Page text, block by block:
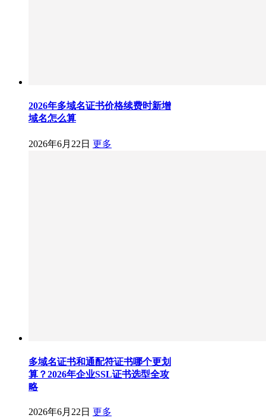
2026年多域名证书价格续费时新增
域名怎么算
2026年6月22日 更多
多域名证书和通配符证书哪个更划
算？2026年企业SSL证书选型全攻
略
2026年6月22日 更多